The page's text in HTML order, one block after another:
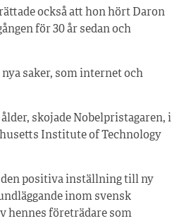
också att hon hört Daron
för 30 år sedan och
saker, som internet och
skojade Nobelpristagaren, i
Institute of Technology
den positiva inställning till ny
inom svensk
hennes företrädare som